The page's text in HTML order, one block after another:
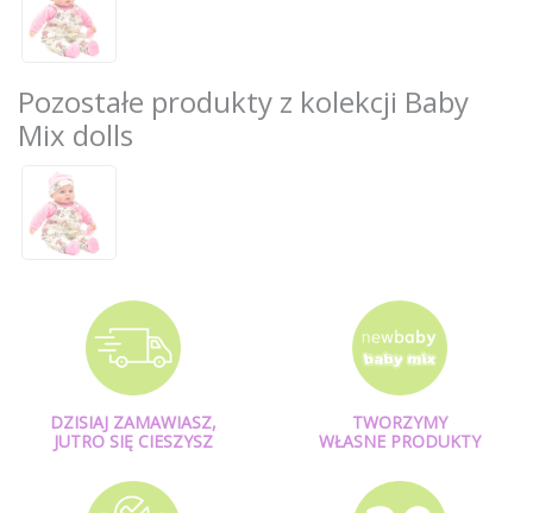
Pozostałe produkty z kolekcji Baby
Mix dolls
DZISIAJ ZAMAWIASZ,
JUTRO SIĘ CIESZYSZ
TWORZYMY
WŁASNE PRODUKTY